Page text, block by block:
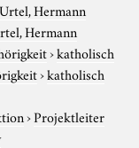
Urtel, Hermann
Hermann
›katholisch
›katholisch
›Projektleiter